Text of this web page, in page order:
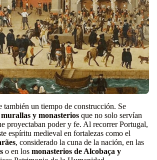
también un tiempo de construcción. Se
y monasterios que no solo servían
proyectaban poder y fe. Al recorrer Portugal,
espíritu medieval en fortalezas como el
, considerado la cuna de la nación, en las
o en los monasterios de Alcobaça y